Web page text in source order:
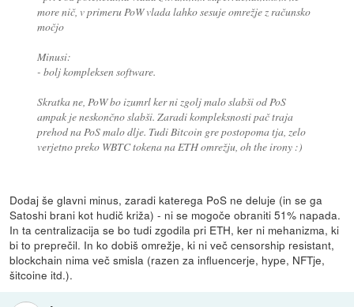
more nič, v primeru PoW vlada lahko sesuje omrežje z računsko
močjo
Minusi:
- bolj kompleksen software.
Skratka ne, PoW bo izumrl ker ni zgolj malo slabši od PoS
ampak je neskončno slabši. Zaradi kompleksnosti pač traja
prehod na PoS malo dlje. Tudi Bitcoin gre postopoma tja, zelo
verjetno preko WBTC tokena na ETH omrežju, oh the irony :)
Dodaj še glavni minus, zaradi katerega PoS ne deluje (in se ga
Satoshi brani kot hudič križa) - ni se mogoče obraniti 51% napada.
In ta centralizacija se bo tudi zgodila pri ETH, ker ni mehanizma, ki
bi to preprečil. In ko dobiš omrežje, ki ni več censorship resistant,
blockchain nima več smisla (razen za influencerje, hype, NFTje,
šitcoine itd.).